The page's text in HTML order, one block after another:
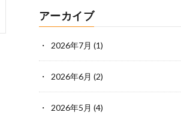
アーカイブ
2026年7月 (1)
2026年6月 (2)
2026年5月 (4)